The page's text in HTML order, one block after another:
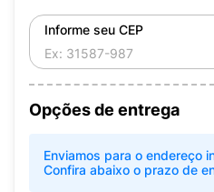
Informe seu CEP
Opções de entrega
Enviamos para o endereço
Confira abaixo o prazo de